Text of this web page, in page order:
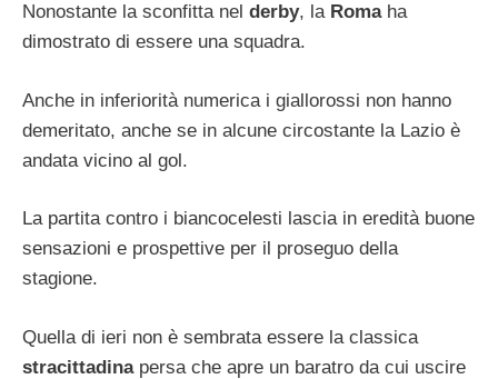
Nonostante la sconfitta nel derby, la Romaha
dimostrato di essere una squadra.
Anche in inferiorità numerica i giallorossi non hanno
demeritato, anche se in alcune circostante la Lazio è
andata vicino al gol.
La partita contro i biancocelesti lascia in eredità buone
sensazioni e prospettive per il proseguo della
stagione.
Quella di ieri non è sembrata essere la classica
stracittadinapersa che apre un baratro da cui uscire